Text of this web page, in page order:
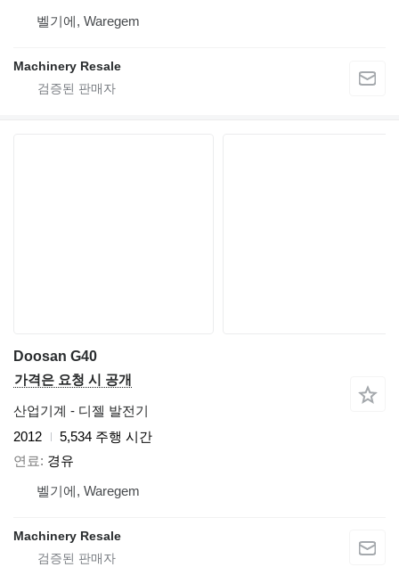
벨기에, Waregem
Machinery Resale
Doosan G40
가격은 요청 시 공개
산업기계 - 디젤 발전기
2012
5,534 주행 시간
연료
경유
벨기에, Waregem
Machinery Resale